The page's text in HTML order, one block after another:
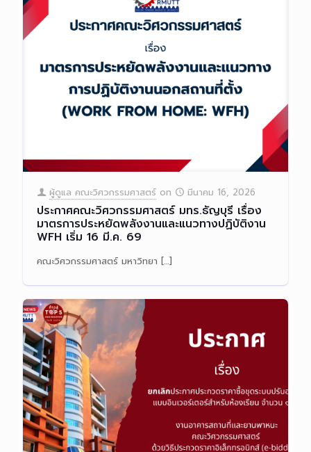
ผู้ดูแล คณะวิศวกรรมศาสตร์ on มีนาคม 16, 2026
ประกาศคณะวิศวกรรมศาสตร์ มทร.ธัญบุรี เรื่อง
มาตรการประหยัดพลังงานและแนวทางปฏิบัติงาน
WFH เริ่ม 16 มี.ค. 69
คณะวิศวกรรมศาสตร์ มหาวิทยา […]
Read more